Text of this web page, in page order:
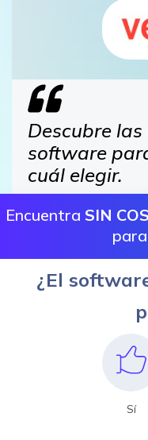
Descubre
software
cuál elegir.
Encuentra SIN
¿El
Sí